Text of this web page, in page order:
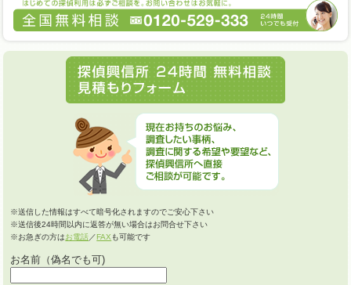
※送信した情報はすべて暗号化されますのでご安心下さい
※送信後24時間以内に返答が無い場合はお問合せ下さい
※お急ぎの方はお電話 ／FAX も可能です
お名前（偽名でも可)